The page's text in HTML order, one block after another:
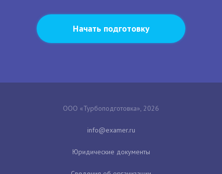
Начать подготовку
ООО «Турбоподготовка», 2026
Юридические документы